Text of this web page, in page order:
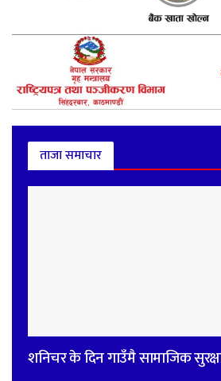
ताजा समाचार
शनिचर के दिन गाउँमै सामाजिक